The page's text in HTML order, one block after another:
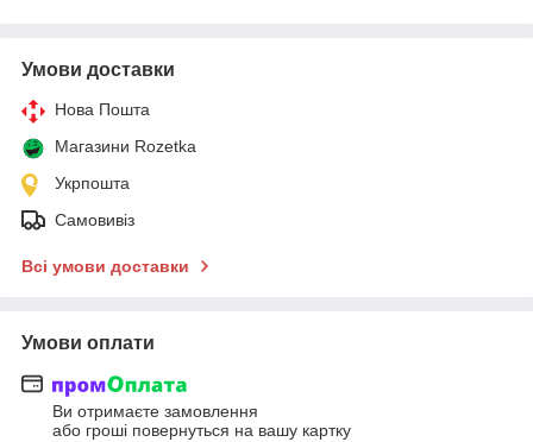
Умови доставки
Нова Пошта
Магазини Rozetka
Укрпошта
Самовивіз
Всі умови доставки
Умови оплати
Ви отримаєте замовлення
або гроші повернуться на вашу картку